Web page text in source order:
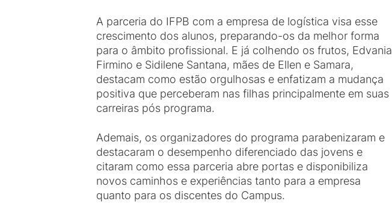
A parceria do IFPB com a empresa de logística visa esse
crescimento dos alunos, preparando-os da melhor forma
para o âmbito profissional. E já colhendo os frutos, Edvania
Firmino e Sidilene Santana, mães de Ellen e Samara,
destacam como estão orgulhosas e enfatizam a mudança
positiva que perceberam nas filhas principalmente em suas
carreiras pós programa.
Ademais, os organizadores do programa parabenizaram e
destacaram o desempenho diferenciado das jovens e
citaram como essa parceria abre portas e disponibiliza
novos caminhos e experiências tanto para a empresa
quanto para os discentes do Campus.